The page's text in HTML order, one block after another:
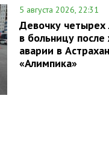
5 августа 2026, 22:31
Девочку четырех
в больницу
аварии в
«Алимпика»